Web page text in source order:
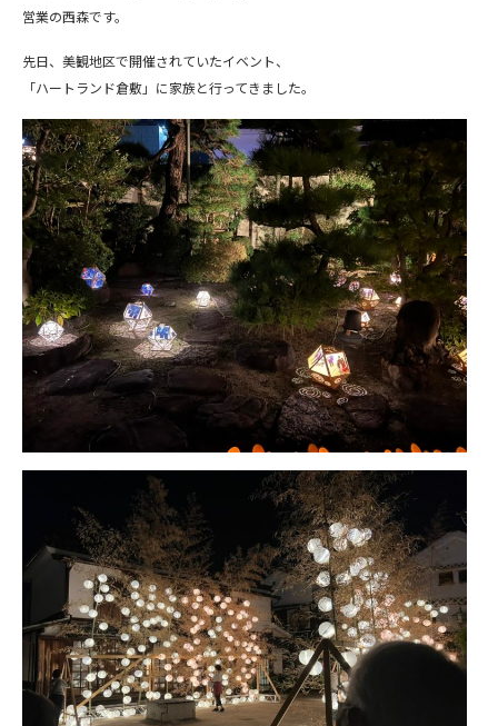
営業の西森です。
先日、美観地区で開催されていたイベント、
「ハートランド倉敷」に家族と行ってきました。